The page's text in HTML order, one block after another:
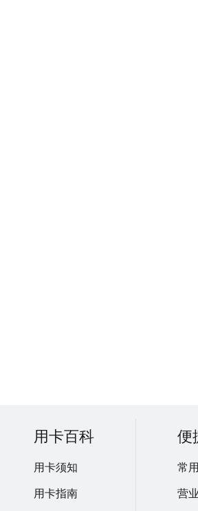
用卡百科
用卡须知
用卡指南
便
常
营